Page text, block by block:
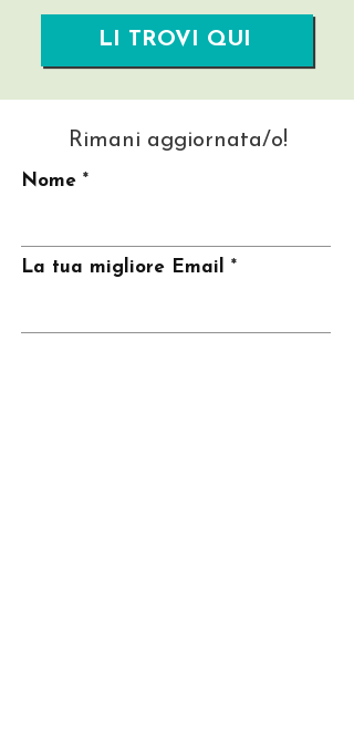
LI TROVI QUI
Rimani aggiornata/o!
Nome
La tua migliore Email